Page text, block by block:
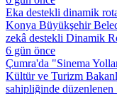
Eka destekli dinamik
Konya Büyükşehir
zekâ destekli Dinamik
6 gün önce
Çumra'da "Sinema
Kültür ve Turizm
sahipliğinde düzenlenen